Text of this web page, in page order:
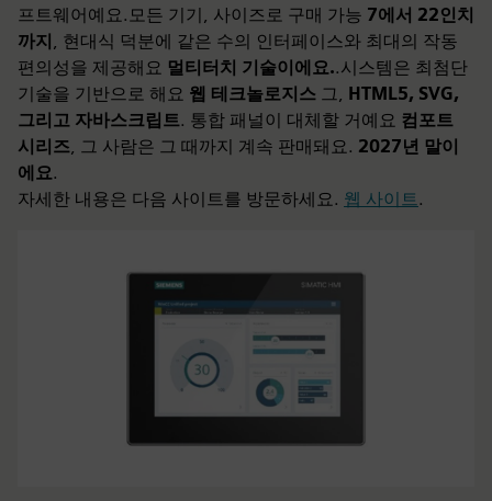
프트웨어예요.모든 기기, 사이즈로 구매 가능 7에서 22인치
까지
, 현대식 덕분에 같은 수의 인터페이스와 최대의 작동
편의성을 제공해요 멀티터치 기술이에요..시스템은 최첨단
기술을 기반으로 해요 웹 테크놀로지스 그, HTML5, SVG,
그리고 자바스크립트. 통합 패널이 대체할 거예요 컴포트
시리즈 , 그 사람은 그 때까지 계속 판매돼요. 2027년 말이
에요.
자세한 내용은 다음 사이트를 방문하세요. 웹 사이트 .